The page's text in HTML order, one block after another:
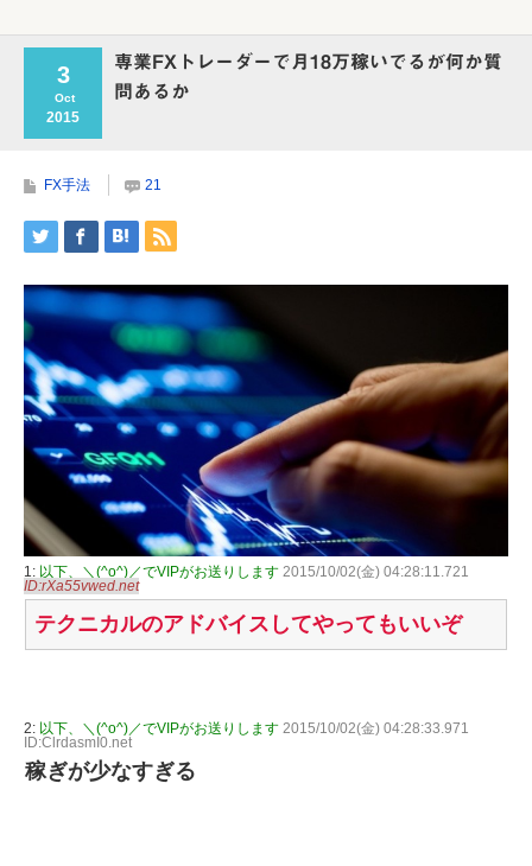
3
Oct
2015
専業FXトレーダーで月18万稼いでるが何か質
問あるか
FX手法 21
1: 以下、＼(^o^)／でVIPがお送りします 2015/10/02(金) 04:28:11.721
ID:rXa55vwed.net
テクニカルのアドバイスしてやってもいいぞ
2: 以下、＼(^o^)／でVIPがお送りします 2015/10/02(金) 04:28:33.971
ID:ClrdasmI0.net
稼ぎが少なすぎる